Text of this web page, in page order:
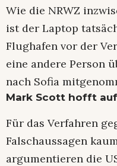
Wie die NRWZ
ist der Laptop
Flughafen vor der
eine andere Person
nach Sofia
Mark Scott hofft
Für das Verfahren
Falschaussagen
argumentieren die